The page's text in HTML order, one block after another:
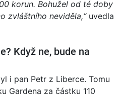
korun. Bohužel od té doby
zvláštního neviděla,“uvedla
Když ne, bude na
i pan Petr z Liberce. Tomu
Gardena za částku 110